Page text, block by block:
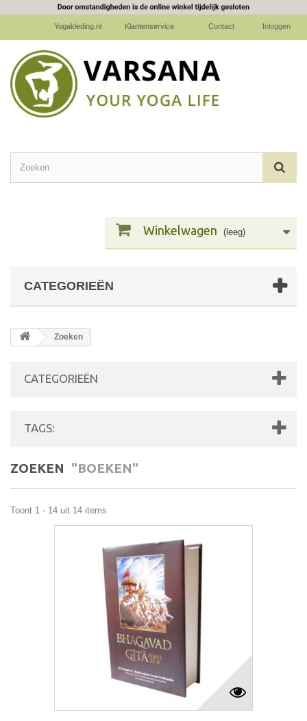
Inloggen
Contact
Klantenservice
Yogakleding.nl
Winkelwagen (leeg)
CATEGORIEËN
Zoeken
CATEGORIEËN
TAGS:
ZOEKEN "BOEKEN"
Toont 1 - 14 uit 14 items